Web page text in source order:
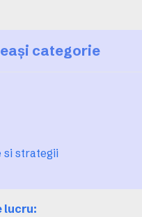
categorie
si strategii
lucru: